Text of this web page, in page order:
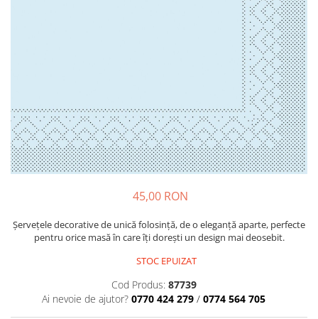
DECOR ANIVERSARI COPII
DECOR PETRECERI
TEMATICA MARINA
TEMATICA MEDITERANEANA
TEMATICA RUSTICA
DECOR PASTE
45,00 RON
Șervețele decorative de unică folosință, de o eleganță aparte, perfecte
pentru orice masă în care îți dorești un design mai deosebit.
STOC EPUIZAT
Cod Produs: 87739
Ai nevoie de ajutor? 0770 424 279 / 0774 564 705